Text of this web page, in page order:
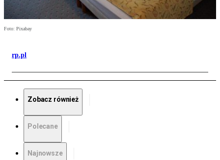
Foto: Pixabay
rp.pl
Zobacz również
Polecane
Najnowsze